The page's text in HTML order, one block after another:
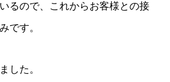
るので、これからお客様との接
です。
した。